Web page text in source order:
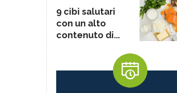
9 cibi salutari
con un alto
contenuto di...